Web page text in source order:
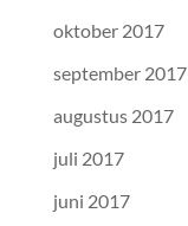
oktober 2017
september 2017
augustus 2017
juli 2017
juni 2017